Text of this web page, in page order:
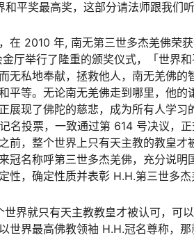
平奖最高奖，这部分请法师跟我们
在 2010 年, 南无第三世多杰羌佛荣
厅举行了隆重的颁奖仪式，「世界
无私地奉献，拯救他人，南无羌佛
平等。无论南无羌佛走到哪里，他
展现了佛陀的慈悲，成为所有人学
名投票，一致通过第 614 号决议，
前，整个世界上只有天主教的教皇
冠名称呼第三世多杰羌佛，充分说
性，确定性质并表彰 H.H.第三世多杰
世界就只有天主教教皇才被认可，可
世界最高佛教领袖 H.H.冠名尊称，那